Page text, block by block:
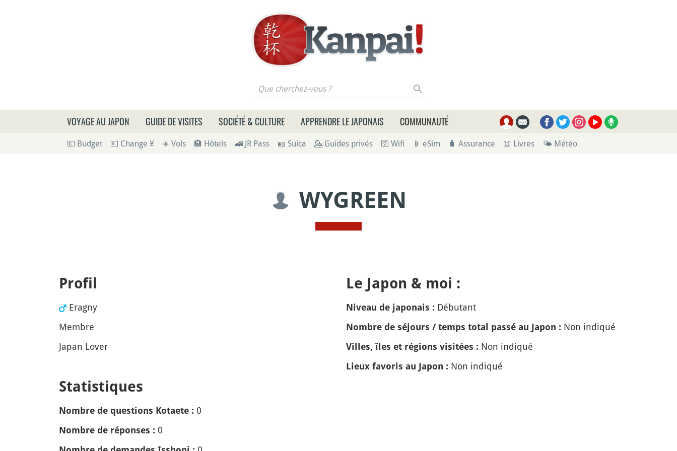
Que cherchez-vous ?
VOYAGE AU JAPON GUIDE DE VISITES SOCIÉTÉ & CULTURE APPRENDRE LE JAPONAIS COMMUNAUTÉ
💶 Budget 💴 Change ¥ ✈️ Vols 🏨 Hôtels 🚄 JR Pass 🪪 Suica 💁 Guides privés 🛜 Wifi 📱 eSim 🧳 Assurance 📖 Livres 🌤 Météo
WYGREEN
Profil
Eragny
Membre
Japan Lover
Statistiques
Nombre de questions Kotaete : 0
Nombre de réponses : 0
Le Japon & moi :
Niveau de japonais : Débutant
Nombre de séjours / temps total passé au Japon : Non indiqué
Villes, îles et régions visitées : Non indiqué
Lieux favoris au Japon : Non indiqué